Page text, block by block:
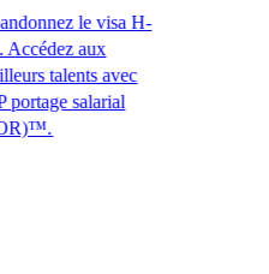
le visa H-
aux
talents avec
salarial